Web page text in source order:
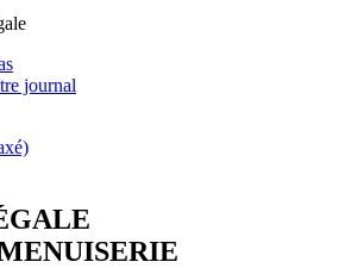
journal